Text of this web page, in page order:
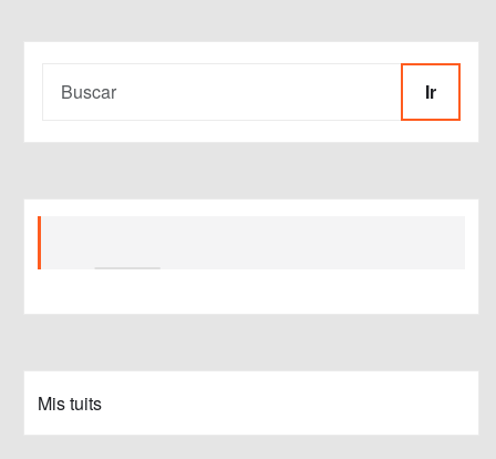
Ir
Mis tuits